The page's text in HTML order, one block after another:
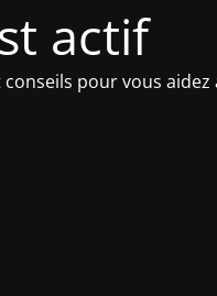
actif
pour vous aidez